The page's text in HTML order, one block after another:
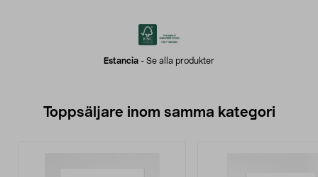
Estancia - Se alla produkter
Toppsäljare inom samma kategori